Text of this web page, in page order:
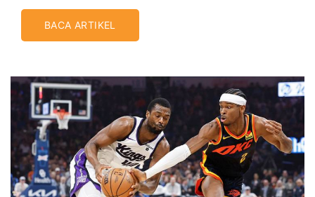
BACA ARTIKEL